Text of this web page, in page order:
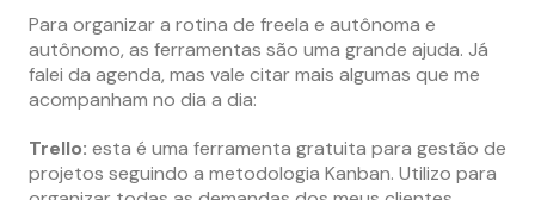
Para organizar a rotina de freela e autônoma e
autônomo, as ferramentas são uma grande ajuda. Já
falei da agenda, mas vale citar mais algumas que me
acompanham no dia a dia:
Trello: esta é uma ferramenta gratuita para gestão de
projetos seguindo a metodologia Kanban. Utilizo para